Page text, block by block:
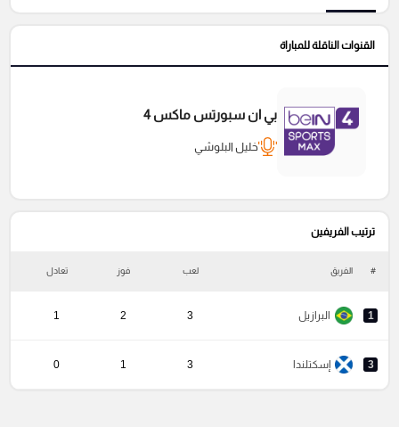
القنوات الناقلة للمباراة
بي ان سبورتس ماكس 4
خليل البلوشي
ترتيب الفريفين
# الفريق لعب فوز تعادل
1 البرازيل 3
2
1
3 إسكتلندا 3
1
0